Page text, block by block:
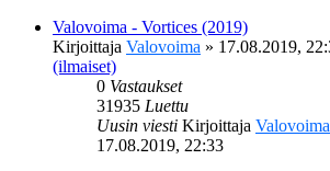
Valovoima - Vortices (2019)
Kirjoittaja Valovoima » 17.08.2019,
(ilmaiset)
0 Vastaukset
31935 Luettu
Uusin viesti Kirjoittaja Valovoima
17.08.2019, 22:33